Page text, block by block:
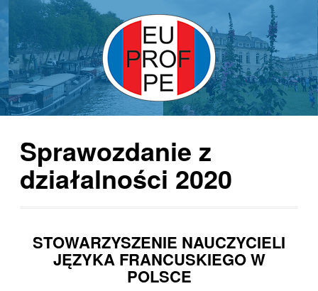
Sprawozdanie z
działalności 2020
STOWARZYSZENIE NAUCZYCIELI
JĘZYKA FRANCUSKIEGO W
POLSCE